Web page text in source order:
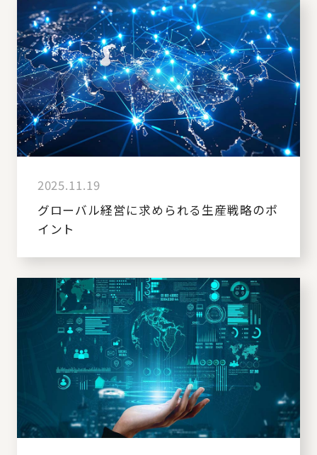
2025.11.19
グローバル経営に求められる生産戦略のポ
イント